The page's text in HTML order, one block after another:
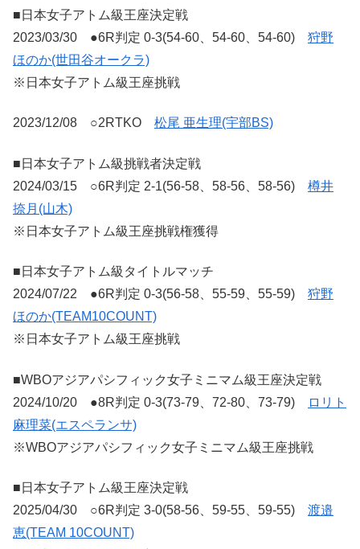
■日本女子アトム級王座決定戦
2023/03/30 ●6R判定 0-3(54-60、54-60、54-60) 狩野
ほのか(世田谷オークラ)
※日本女子アトム級王座挑戦
2023/12/08 ○2RTKO 松尾 亜生理(宇部BS)
■日本女子アトム級挑戦者決定戦
2024/03/15 ○6R判定 2-1(56-58、58-56、58-56) 樽井
捺月(山木)
※日本女子アトム級王座挑戦権獲得
■日本女子アトム級タイトルマッチ
2024/07/22 ●6R判定 0-3(56-58、55-59、55-59) 狩野
ほのか(TEAM10COUNT)
※日本女子アトム級王座挑戦
■WBOアジアパシフィック女子ミニマム級王座決定戦
2024/10/20 ●8R判定 0-3(73-79、72-80、73-79)
ロリト
麻理菜(エスペランサ)
※WBOアジアパシフィック女子ミニマム級王座挑戦
■日本女子アトム級王座決定戦
2025/04/30 ○6R判定 3-0(58-56、59-55、59-55) 渡邉
恵(TEAM 10COUNT)